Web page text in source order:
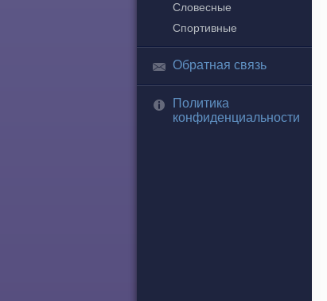
Словесные
Спортивные
Обратная связь
Политика
конфиденциальности